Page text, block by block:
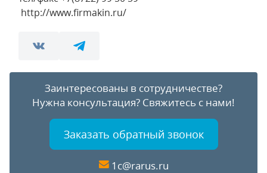
http://www.firmakin.ru/
Заинтересованы в сотрудничестве?
Нужна консультация? Свяжитесь с нами!
Заказать обратный звонок
1c@rarus.ru